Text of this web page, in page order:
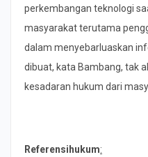
perkembangan teknologi
masyarakat terutama
dalam menyebarluaskan
dibuat, kata Bambang, tak
kesadaran hukum dari
Referensihukum: